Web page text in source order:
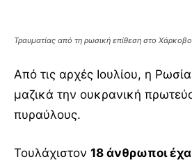
Τραυματίας από τη ρωσική επίθεση στο
Από τις αρχές Ιουλίου, η
μαζικά την ουκρανική
πυραύλους.
Τουλάχιστον 18 άνθρωποι